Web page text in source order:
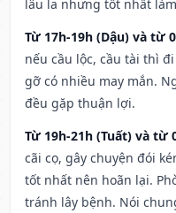
lâu la nhưng tốt nhất
Từ 17h-19h (Dậu) và từ
nếu cầu lộc, cầu tài thì
gỡ có nhiều may mắn.
đều gặp thuận lợi.
Từ 19h-21h (Tuất) và từ
cãi cọ, gây chuyện đói
tốt nhất nên hoãn lại.
tránh lây bệnh. Nói